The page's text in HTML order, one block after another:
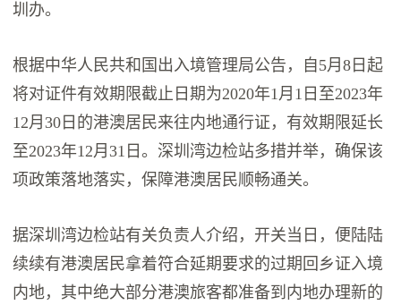
圳办。
根据中华人民共和国出入境管理局公告，自5月8日起
将对证件有效期限截止日期为2020年1月1日至2023年
12月30日的港澳居民来往内地通行证，有效期限延长
至2023年12月31日。深圳湾边检站多措并举，确保该
项政策落地落实，保障港澳居民顺畅通关。
据深圳湾边检站有关负责人介绍，开关当日，便陆陆
续续有港澳居民拿着符合延期要求的过期回乡证入境
内地，其中绝大部分港澳旅客都准备到内地办理新的